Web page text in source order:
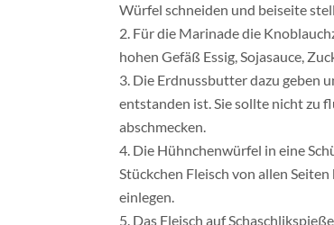
Würfel schneiden und beiseite
2. Für die Marinade die
hohen Gefäß Essig, Sojasauce,
3. Die Erdnussbutter dazu geben
entstanden ist. Sie sollte nicht zu
abschmecken.
4. Die Hühnchenwürfel in eine
Stückchen Fleisch von allen
einlegen.
5. Das Fleisch auf